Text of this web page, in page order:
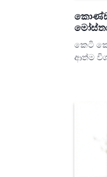
කෙටි
ආත්ම